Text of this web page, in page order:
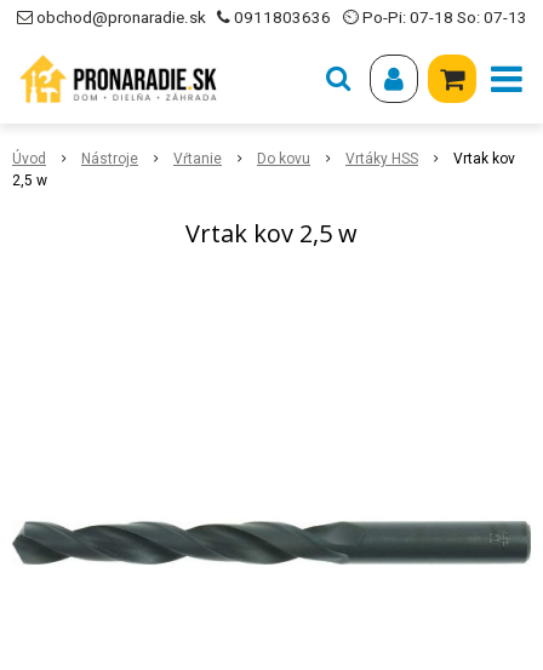
obchod@pronaradie.sk 0911803636 ⏲ Po-Pi: 07-18 So: 07-13
Úvod Nástroje Vŕtanie Do kovu Vrtáky HSS
Vrtak kov
2,5 w
Vrtak kov 2,5 w